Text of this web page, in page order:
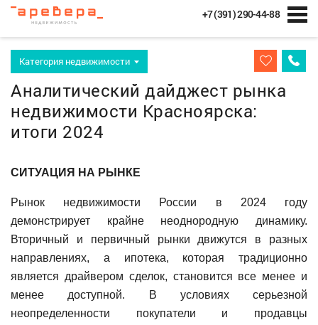
+7 (391) 290-44-88
Категория недвижимости
Аналитический дайджест рынка
недвижимости Красноярска:
итоги 2024
СИТУАЦИЯ НА РЫНКЕ
Рынок недвижимости России в 2024 году
демонстрирует крайне неоднородную динамику.
Вторичный и первичный рынки движутся в разных
направлениях, а ипотека, которая традиционно
является драйвером сделок, становится все менее и
менее доступной. В условиях серьезной
неопределенности покупатели и продавцы